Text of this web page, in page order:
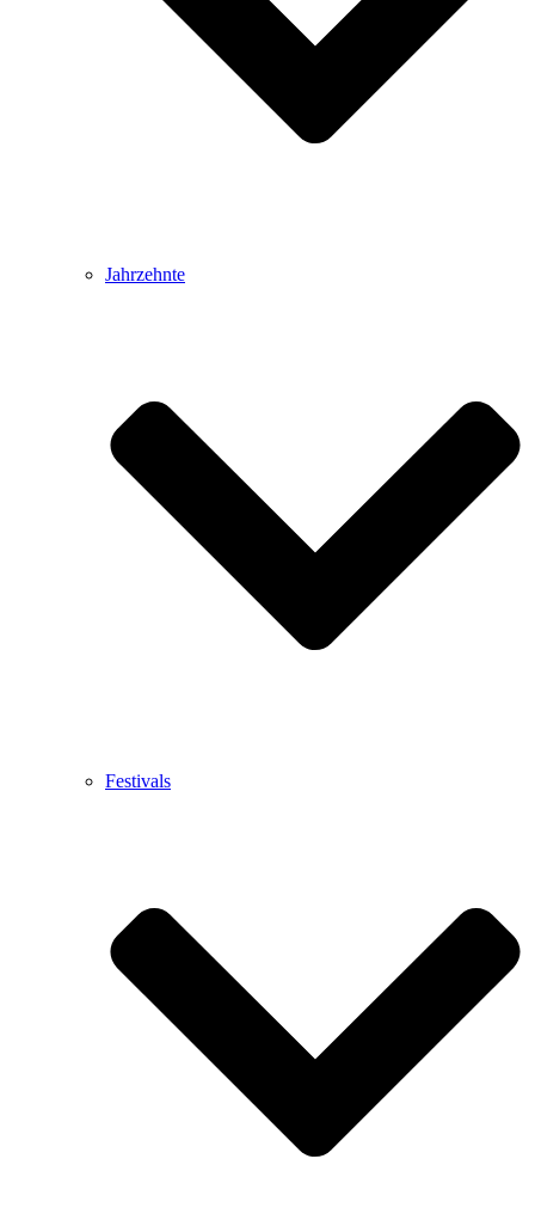
Jahrzehnte
Festivals